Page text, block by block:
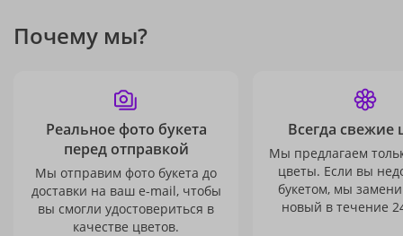
Почему мы?
Реальное фото букета
перед отправкой
Мы отправим фото букета до
доставки на ваш e-mail, чтобы
вы смогли удостовериться в
качестве цветов.
Всегда свежие
Мы предлагаем
цветы. Если вы
букетом, мы
новый в течение